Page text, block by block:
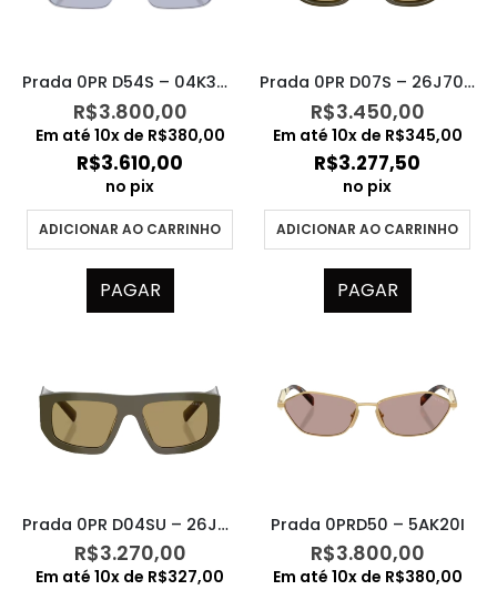
Prada 0PR D54S – 04K30X
R$3.800,00
Em até 10x de R$380,00
R$3.610,00
no pix
ADICIONAR AO CARRINHO
PAGAR
Prada 0PR D07S – 26J70G
R$3.450,00
Em até 10x de R$345,00
R$3.277,50
no pix
ADICIONAR AO CARRINHO
PAGAR
Prada 0PR D04SU – 26J70G
R$3.270,00
Em até 10x de R$327,00
Prada 0PRD50 – 5AK20I
R$3.800,00
Em até 10x de R$380,00